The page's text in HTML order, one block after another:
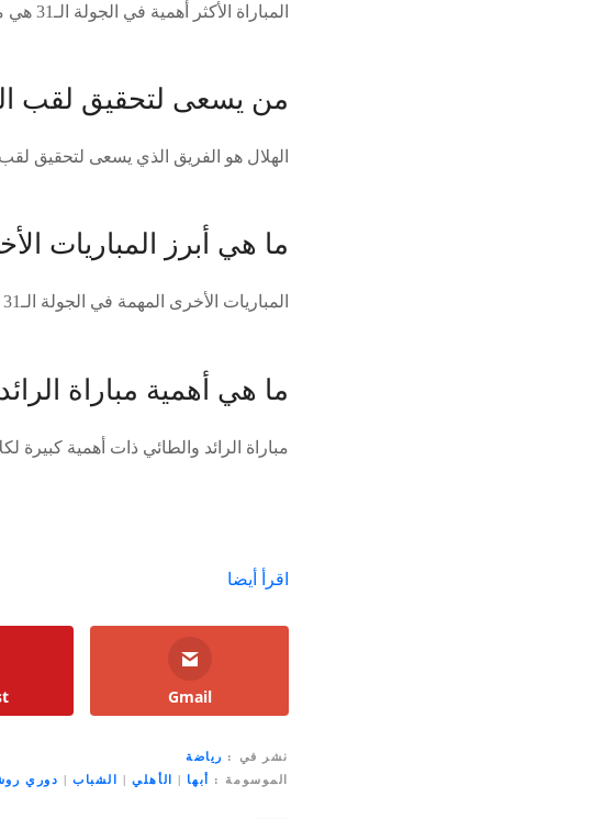
المباراة الأكثر أهمية في الجولة الـ31 هي مباراة الديربي بين أبها وضمك
من يسعى لتحقيق لقب
الهلال هو الفريق الذي يسعى لتحقيق
ما هي أبرز المباريات
المباريات الأخرى المهمة في الجولة الـ31 هي مباراة الشباب والأهلي ومباراة الاتحاد والاتفاق.
ما هي أهمية مباراة
مباراة الرائد والطائي ذات أهمية
اقرأ أيضا
Gmail
نشر في
رياضة
الموسومة
أبها الأهلي| الشباب| دوري